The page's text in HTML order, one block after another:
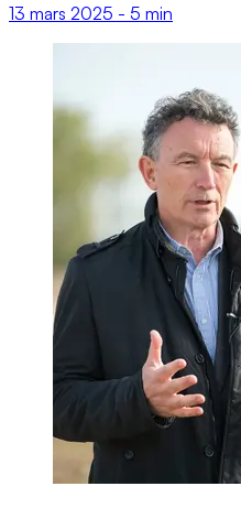
13 mars 2025 - 5 min